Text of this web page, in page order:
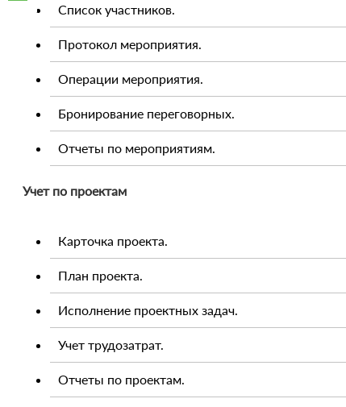
Список участников.
Протокол мероприятия.
Операции мероприятия.
Бронирование переговорных.
Отчеты по мероприятиям.
Учет по проектам
Карточка проекта.
План проекта.
Исполнение проектных задач.
Учет трудозатрат.
Отчеты по проектам.